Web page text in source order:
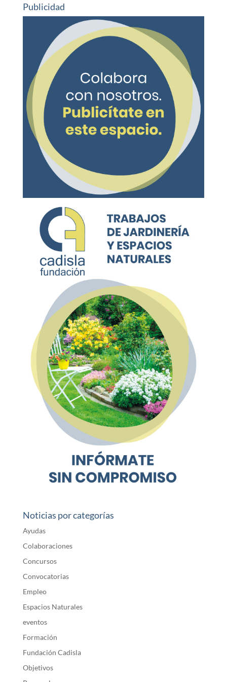
Publicidad
Noticias por categorías
Ayudas
Colaboraciones
Concursos
Convocatorias
Empleo
Espacios Naturales
eventos
Formación
Fundación Cadisla
Objetivos